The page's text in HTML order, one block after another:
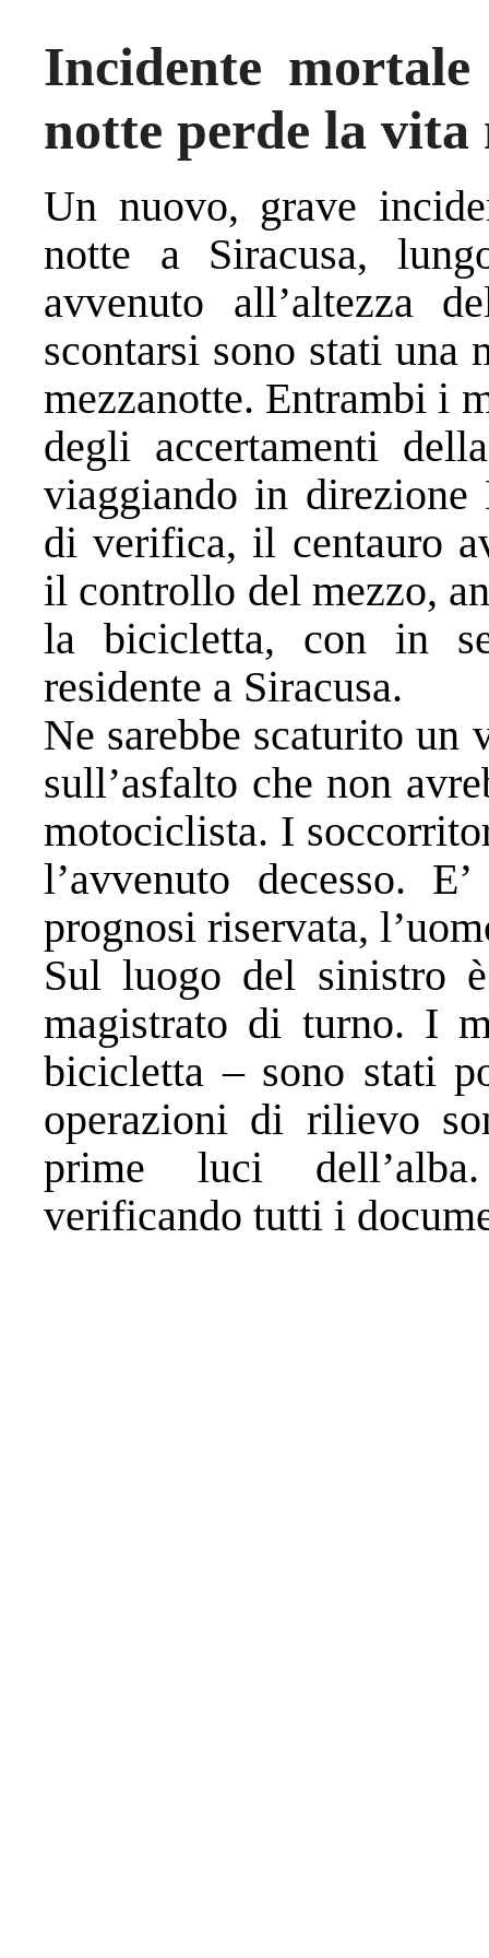
Incidente
notte perde la vita
Un nuovo, grave
notte a Siracusa,
avvenuto all’altezza
scontarsi sono stati una
mezzanotte. Entrambi i
degli accertamenti
viaggiando in direzione
di verifica, il centauro
il controllo del mezzo,
la bicicletta, con in
residente a Siracusa.
Ne sarebbe scaturito un
sull’asfalto che non
motociclista. I
l’avvenuto decesso.
prognosi riservata,
Sul luogo del sinistro
magistrato di turno. I
bicicletta – sono stati
operazioni di rilievo
prime luci
verificando tutti i